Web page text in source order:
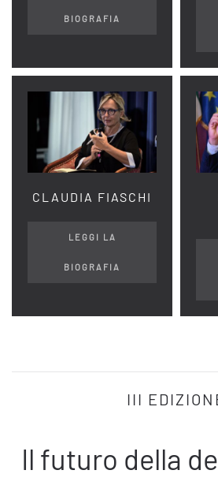
BIOGRAFIA
CLAUDIA FIASCHI
LEGGI LA
BIOGRAFIA
III
Il futuro della